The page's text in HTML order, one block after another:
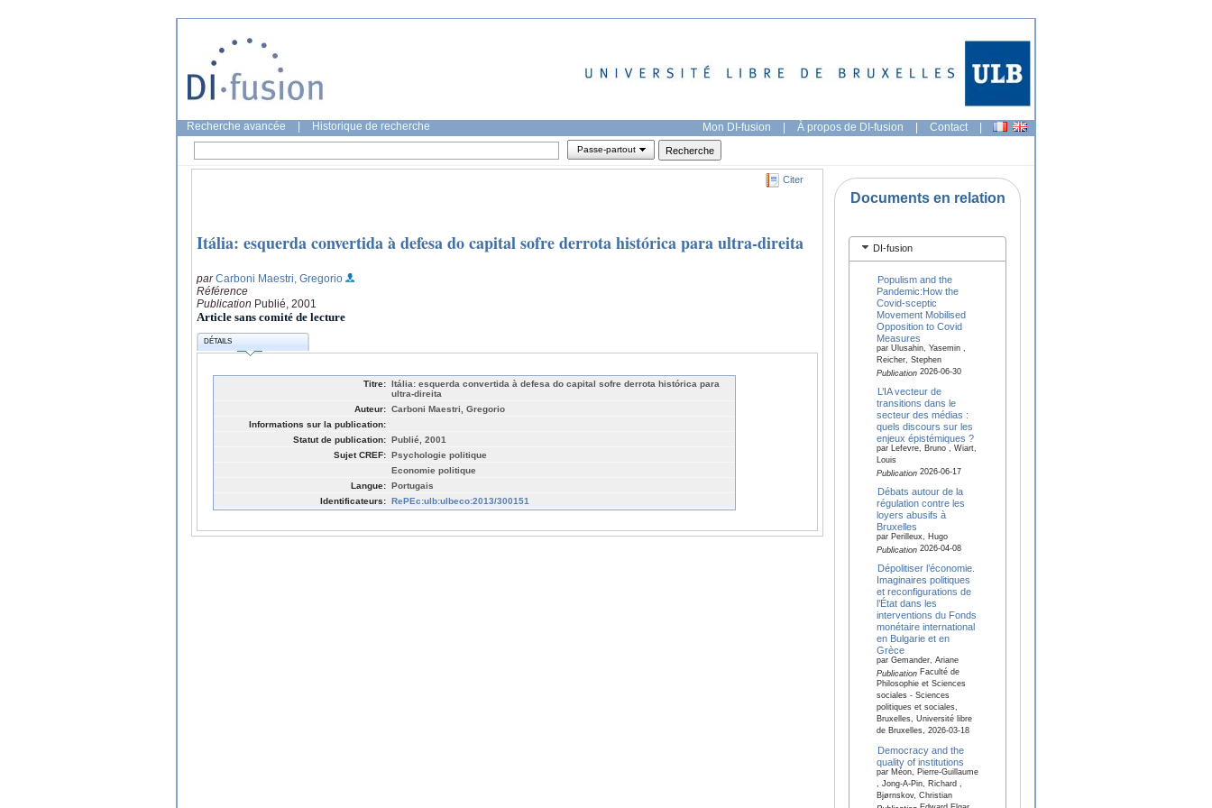
Recherche avancée Historique de recherche Mon DI-fusion | À propos de DI-fusion | Contact |
Passe-partout
Citer
Itália: esquerda convertida à defesa do capital sofre derrota histórica para ultra-direita
parCarboni Maestri, Gregorio
Référence
Publication Publié, 2001
Article sans comité de lecture
DÉTAILS
Titre: Itália: esquerda convertida à defesa do capital sofre derrota histórica para
ultra-direita
Auteur: Carboni Maestri, Gregorio
Informations sur la publication:
Statut de publication: Publié, 2001
Sujet CREF: Psychologie politique
Economie politique
Langue: Portugais
Identificateurs: RePEc:ulb:ulbeco:2013/300151
Documents en relation
DI-fusion
Populism and the
Pandemic:How the
Covid-sceptic
Movement Mobilised
Opposition to Covid
Measures
par Ulusahin, Yasemin ,
Reicher, Stephen
Publication2026-06-30
L’IA vecteur de
transitions dans le
secteur des médias :
quels discours sur les
enjeux épistémiques ?
par Lefevre, Bruno , Wiart,
Louis
Publication2026-06-17
Débats autour de la
régulation contre les
loyers abusifs à
Bruxelles
par Perilleux, Hugo
Publication2026-04-08
Dépolitiser l’économie.
Imaginaires politiques
et reconfigurations de
l’État dans les
interventions du Fonds
monétaire international
en Bulgarie et en
Grèce
par Gemander, Ariane
PublicationFaculté de
Philosophie et Sciences
sociales - Sciences
politiques et sociales,
Bruxelles, Université libre
de Bruxelles, 2026-03-18
Democracy and the
quality of institutions
par Méon, Pierre-Guillaume
, Jong-A-Pin, Richard ,
Bjørnskov, Christian